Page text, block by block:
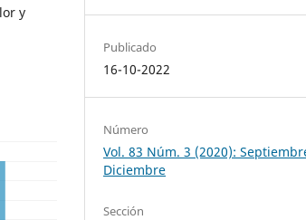
y
Publicado
16-10-2022
Número
Vol. 83 Núm. 3 (2020):
Diciembre
Sección